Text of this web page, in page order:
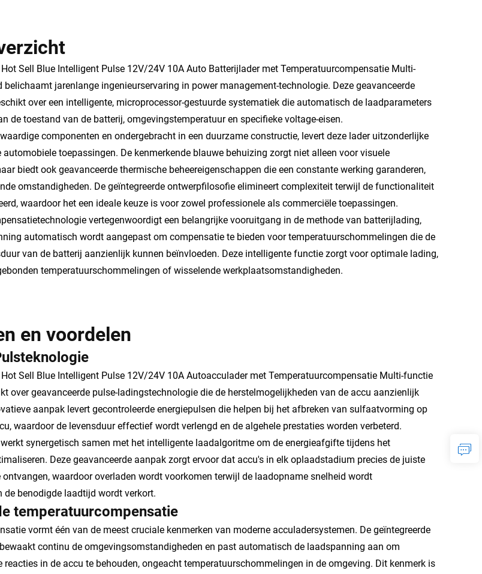
Hot Sell Blue Intelligent Pulse 12V/24V 10A Auto Batterijlader met Temperatuurcompensatie Multi-
belichaamt jarenlange ingenieurservaring in power management-technologie. Deze geavanceerde
over een intelligente, microprocessor-gestuurde systematiek die automatisch de laadparameters
de toestand van de batterij, omgevingstemperatuur en specifieke voltage-eisen.
componenten en ondergebracht in een duurzame constructie, levert deze lader uitzonderlijke
automobiele toepassingen. De kenmerkende blauwe behuizing zorgt niet alleen voor visuele
biedt ook geavanceerde thermische beheereigenschappen die een constante werking garanderen,
omstandigheden. De geïntegreerde ontwerpfilosofie elimineert complexiteit terwijl de functionaliteit
waardoor het een ideale keuze is voor zowel professionele als commerciële toepassingen.
vertegenwoordigt een belangrijke vooruitgang in de methode van batterijlading,
automatisch wordt aangepast om compensatie te bieden voor temperatuurschommelingen die de
van de batterij aanzienlijk kunnen beïnvloeden. Deze intelligente functie zorgt voor optimale lading,
temperatuurschommelingen of wisselende werkplaatsomstandigheden.
en voordelen
Hot Sell Blue Intelligent Pulse 12V/24V 10A Autoacculader met Temperatuurcompensatie Multi-functie
over geavanceerde pulse-ladingstechnologie die de herstelmogelijkheden van de accu aanzienlijk
aanpak levert gecontroleerde energiepulsen die helpen bij het afbreken van sulfaatvorming op
waardoor de levensduur effectief wordt verlengd en de algehele prestaties worden verbeterd.
synergetisch samen met het intelligente laadalgoritme om de energieafgifte tijdens het
Deze geavanceerde aanpak zorgt ervoor dat accu's in elk oplaadstadium precies de juiste
ontvangen, waardoor overladen wordt voorkomen terwijl de laadopname snelheid wordt
de benodigde laadtijd wordt verkort.
temperatuurcompensatie
vormt één van de meest cruciale kenmerken van moderne acculadersystemen. De geïntegreerde
continu de omgevingsomstandigheden en past automatisch de laadspanning aan om
in de accu te behouden, ongeacht temperatuurschommelingen in de omgeving. Dit kenmerk is